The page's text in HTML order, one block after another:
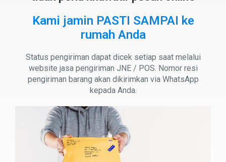
Kami jamin PASTI SAMPAI ke
rumah Anda
Status pengiriman dapat dicek setiap saat melalui
website jasa pengiriman JNE / POS. Nomor resi
pengiriman barang akan dikirimkan via WhatsApp
kepada Anda.